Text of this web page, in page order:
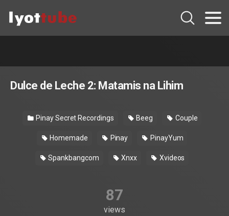
Dulce de Leche 2: Matamis na Lihim
Pinay Secret Recordings Beeg Couple
Homemade Pinay PinayYum
Spankbangcom Xnxx Xvideos
87
views